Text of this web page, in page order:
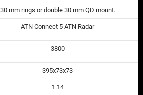
30 mm rings or double 30 mm QD mount.
ATN Connect 5 ATN Radar
3800
395x73x73
1.14